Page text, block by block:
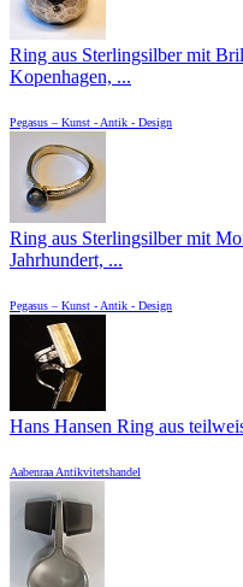
Ring aus Sterlingsilber mit
Kopenhagen, ...
Pegasus – Kunst - Antik - Design
Ring aus Sterlingsilber mit
Jahrhundert, ...
Pegasus – Kunst - Antik - Design
Hans Hansen Ring aus
Aabenraa Antikvitetshandel